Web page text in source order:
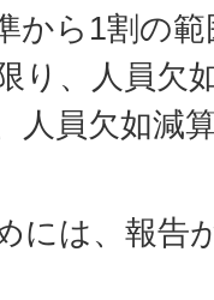
から1割の
り、人員欠
人員欠如減
には、報告